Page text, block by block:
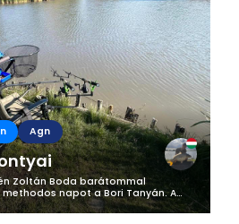
Agn
Zoltán Boda barátommal
napot a Bori Tanyán. A
reggel 6 óra után már kocsiban